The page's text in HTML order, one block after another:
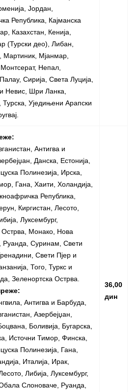
Јордан,
Република, Кајманска
Казахстан, Кенија,
(Турски део), Либан,
Мартиник, Мјанмар,
Непал,
Сирија, Света Луција,
Невис, Шри Ланка,
Турска, Уједињени Арапски
Антигва и
Данска, Естонија,
Полинезија, Ирска,
Гана, Хаити, Холандија,
Република,
Киргистан, Лесото,
Луксембург,
Монако, Нова
Руанда, Суринам, Свети
Свети Пјер и
Того, Туркс и
Зеленортска Острва.
Антигва и Барбуда,
Азербејџан,
Боливија, Бугарска,
Источни Тимор, Финска,
Полинезија, Гана,
Италија, Ирак,
Либија, Луксембург,
Слоноваче, Руанда,
36,00
дин